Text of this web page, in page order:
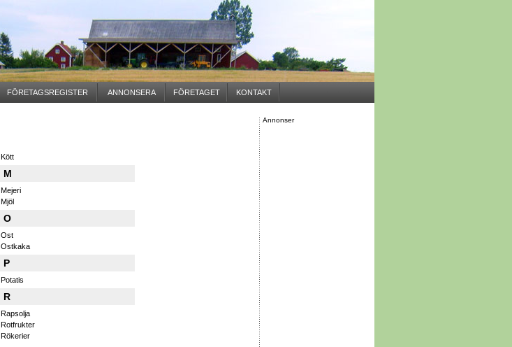
Kött
M
Mejeri
Mjöl
O
Ost
Ostkaka
P
Potatis
R
Rapsolja
Rotfrukter
Rökerier
Annonser
FÖRETAGSREGISTER ANNONSERA FÖRETAGET KONTAKT